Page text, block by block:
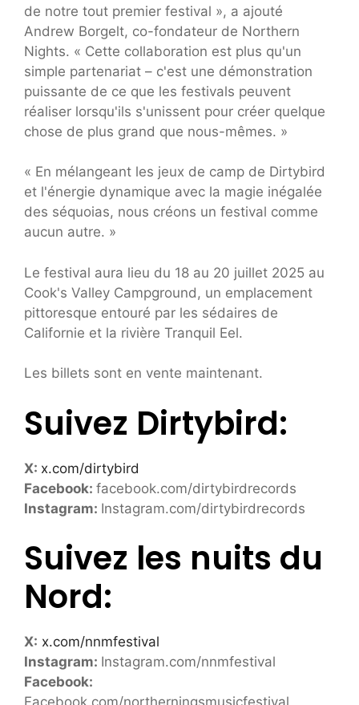
de notre tout premier festival », a ajouté
Andrew Borgelt, co-fondateur de Northern
Nights. « Cette collaboration est plus qu'un
simple partenariat – c'est une démonstration
puissante de ce que les festivals peuvent
réaliser lorsqu'ils s'unissent pour créer quelque
chose de plus grand que nous-mêmes. »
« En mélangeant les jeux de camp de Dirtybird
et l'énergie dynamique avec la magie inégalée
des séquoias, nous créons un festival comme
aucun autre. »
Le festival aura lieu du 18 au 20 juillet 2025 au
Cook's Valley Campground, un emplacement
pittoresque entouré par les sédaires de
Californie et la rivière Tranquil Eel.
Les billets sont en vente maintenant.
Suivez Dirtybird:
X: x.com/dirtybird
Facebook: facebook.com/dirtybirdrecords
Instagram: Instagram.com/dirtybirdrecords
Suivez les nuits du
Nord:
X: x.com/nnmfestival
Instagram: Instagram.com/nnmfestival
Facebook: